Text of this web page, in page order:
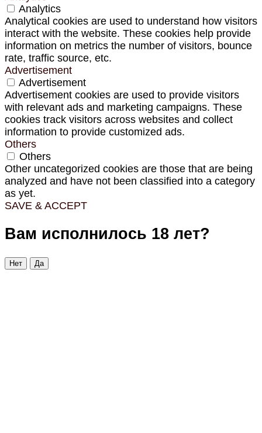
Analytics
Analytical cookies are used to understand how visitors
interact with the website. These cookies help provide
information on metrics the number of visitors, bounce
rate, traffic source, etc.
Advertisement
Advertisement
Advertisement cookies are used to provide visitors
with relevant ads and marketing campaigns. These
cookies track visitors across websites and collect
information to provide customized ads.
Others
Others
Other uncategorized cookies are those that are being
analyzed and have not been classified into a category
as yet.
SAVE & ACCEPT
Вам исполнилось 18 лет?
Нет Да